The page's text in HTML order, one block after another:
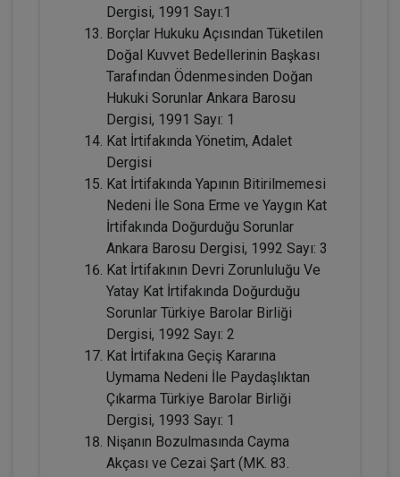
Tüketici Hukuku Enstitüsü
Miras Hukuku - 1 - IV. Medeni Hukuk
Kongresi - IX. Oturum
360 TL Sepete Ekle
Tüketici Hukuku Enstitüsü
Dergisi, 1991 Sayı:1
Borçlar Hukuku Açısından Tüketilen
Doğal Kuvvet Bedellerinin Başkası
Tarafından Ödenmesinden Doğan
Hukuki Sorunlar Ankara Barosu
Dergisi, 1991 Sayı: 1
Kat İrtifakında Yönetim, Adalet
Dergisi
Kat İrtifakında Yapının Bitirilmemesi
Nedeni İle Sona Erme ve Yaygın Kat
İrtifakında Doğurduğu Sorunlar
Ankara Barosu Dergisi, 1992 Sayı: 3
Kat İrtifakının Devri Zorunluluğu Ve
Yatay Kat İrtifakında Doğurduğu
Sorunlar Türkiye Barolar Birliği
Dergisi, 1992 Sayı: 2
Kat İrtifakına Geçiş Kararına
Uymama Nedeni İle Paydaşlıktan
Çıkarma Türkiye Barolar Birliği
Dergisi, 1993 Sayı: 1
Nişanın Bozulmasında Cayma
Akçası ve Cezai Şart (MK. 83.